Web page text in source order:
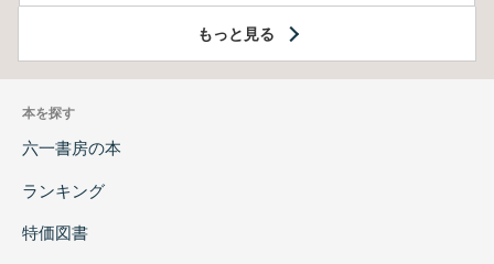
もっと見る
本を探す
六一書房の本
ランキング
特価図書